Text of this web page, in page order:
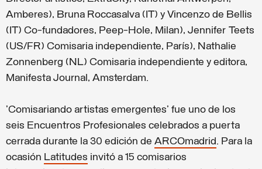
Amberes), Bruna Roccasalva (IT) y Vincenzo de Bellis
(IT) Co-fundadores, Peep-Hole, Milan), Jennifer Teets
(US/FR) Comisaria independiente, París), Nathalie
Zonnenberg (NL) Comisaria independiente y editora,
Manifesta Journal, Amsterdam.
'Comisariando artistas emergentes' fue uno de los
seis Encuentros Profesionales celebrados a puerta
cerrada durante la 30 edición de ARCOmadrid. Para la
ocasión Latitudes invitó a 15 comisarios